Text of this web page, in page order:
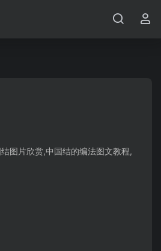
图片欣赏,中国结的编法图文教程,